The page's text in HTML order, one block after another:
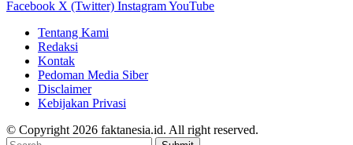
Facebook X (Twitter) InstagramYouTube
Tentang Kami
Redaksi
Kontak
Pedoman Media Siber
Disclaimer
Kebijakan Privasi
© Copyright 2026 faktanesia.id. All right reserved.